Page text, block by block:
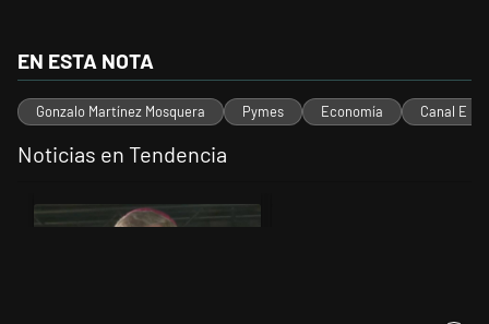
EN ESTA NOTA
Gonzalo Martínez Mosquera Pymes Economía Canal E
Noticias en Tendencia
Un artículo de tendencia con el título "García Cuerva cuestionó a